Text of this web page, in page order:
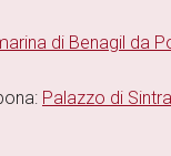
di Benagil da
Palazzo di